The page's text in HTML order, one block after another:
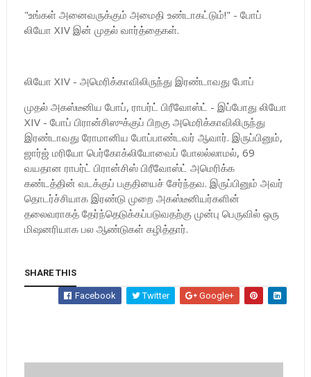
"உங்கள் அனைவருக்கும் அமைதி உண்டாகட்டும்!" - போப்
லியோ XIV இன் முதல் வார்த்தைகள்.
லியோ XIV - அமெரிக்காவிலிருந்து இரண்டாவது போப்
முதல் அகஸ்டீனிய போப், ராபர்ட் பிரீவோஸ்ட் - இப்போது லியோ
XIV - போப் பிரான்சிஸுக்குப் பிறகு அமெரிக்காவிலிருந்து
இரண்டாவது ரோமானிய போப்பாண்டவர் ஆவார். இருப்பினும்,
ஜார்ஜ் மரியோ பெர்கோக்லியோவைப் போலல்லாமல், 69
வயதான ராபர்ட் பிரான்சிஸ் பிரீவோஸ்ட் அமெரிக்க
கண்டத்தின் வடக்குப் பகுதியைச் சேர்ந்தவ. இருப்பினும் அவர்
தொடர்ச்சியாக இரண்டு முறை அகஸ்டீனியர்களின்
தலைவராகத் தேர்ந்தெடுக்கப்படுவதற்கு முன்பு பெருவில் ஒரு
மிஷனரியாக பல ஆண்டுகள் கழித்தார்.
SHARE THIS
Facebook Twitter Google+